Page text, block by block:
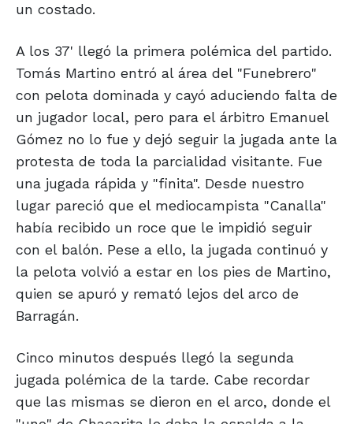
un costado.
A los 37' llegó la primera polémica del partido.
Tomás Martino entró al área del "Funebrero"
con pelota dominada y cayó aduciendo falta de
un jugador local, pero para el árbitro Emanuel
Gómez no lo fue y dejó seguir la jugada ante la
protesta de toda la parcialidad visitante. Fue
una jugada rápida y "finita". Desde nuestro
lugar pareció que el mediocampista "Canalla"
había recibido un roce que le impidió seguir
con el balón. Pese a ello, la jugada continuó y
la pelota volvió a estar en los pies de Martino,
quien se apuró y remató lejos del arco de
Barragán.
Cinco minutos después llegó la segunda
jugada polémica de la tarde. Cabe recordar
que las mismas se dieron en el arco, donde el